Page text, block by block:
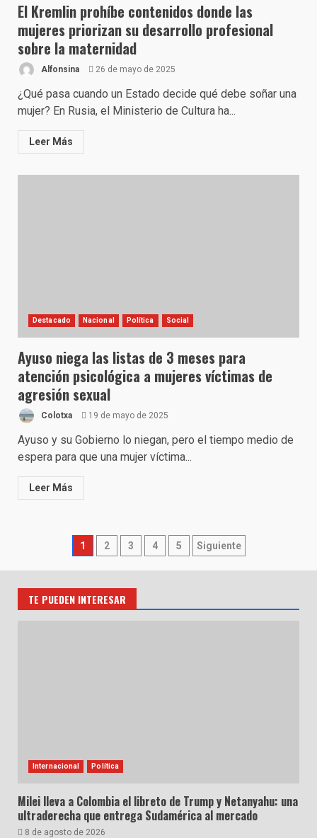
El Kremlin prohíbe contenidos donde las
mujeres priorizan su desarrollo profesional
sobre la maternidad
Alfonsina 26 de mayo de 2025
¿Qué pasa cuando un Estado decide qué debe soñar una
mujer? En Rusia, el Ministerio de Cultura ha...
Leer Más
Destacado Nacional Política Social
Ayuso niega las listas de 3 meses para
atención psicológica a mujeres víctimas de
agresión sexual
Colotxa 19 de mayo de 2025
Ayuso y su Gobierno lo niegan, pero el tiempo medio de
espera para que una mujer víctima...
Leer Más
Paginación
de
entradas
1 2 3 4 5 Siguiente
TE PUEDEN INTERESAR
Internacional Política
Milei lleva a Colombia el libreto de Trump y Netanyahu: una
ultraderecha que entrega Sudamérica al mercado
8 de agosto de 2026